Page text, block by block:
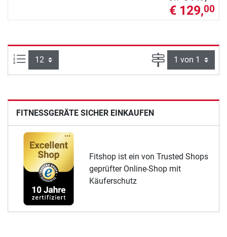
€ 129,00
Artikel pro Seite: Seite
FITNESSGERÄTE SICHER EINKAUFEN
Fitshop ist ein von Trusted Shops
geprüfter Online-Shop mit
Käuferschutz